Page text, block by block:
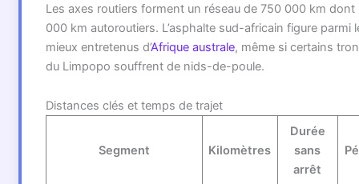
Les axes routiers forment un réseau de 750 000 km dont
000 km autoroutiers. L’asphalte sud-africain figure parmi
mieux entretenus d’Afrique australe, même si certains
du Limpopo souffrent de nids-de-poule.
Distances clés et temps de trajet
Segment Kilomètres
Durée
sans
arrêt